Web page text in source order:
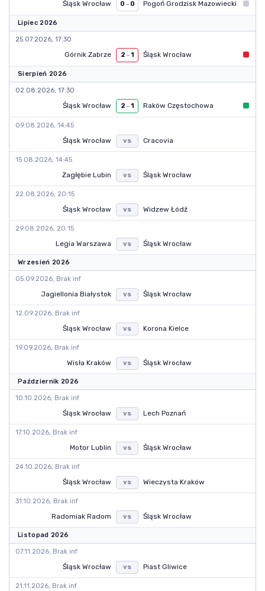
Śląsk Wrocław 0 – 0 Pogoń Grodzisk Mazowiecki
Lipiec 2026
25.07.2026, 17:30
Górnik Zabrze 2 –1 Śląsk Wrocław
Sierpień 2026
02.08.2026, 17:30
Śląsk Wrocław 2 –1 Raków Częstochowa
09.08.2026, 14:45
Śląsk Wrocław vs Cracovia
15.08.2026, 14:45
Zagłębie Lubin vs Śląsk Wrocław
22.08.2026, 20:15
Śląsk Wrocław vs Widzew Łódź
29.08.2026, 20:15
Legia Warszawa vs Śląsk Wrocław
Wrzesień 2026
05.09.2026, Brak inf
Jagiellonia Białystok vs Śląsk Wrocław
12.09.2026, Brak inf
Śląsk Wrocław vs Korona Kielce
19.09.2026, Brak inf
Wisła Kraków vs Śląsk Wrocław
Październik 2026
10.10.2026, Brak inf
Śląsk Wrocław vs Lech Poznań
17.10.2026, Brak inf
Motor Lublin vs Śląsk Wrocław
24.10.2026, Brak inf
Śląsk Wrocław vs Wieczysta Kraków
31.10.2026, Brak inf
Radomiak Radom vs Śląsk Wrocław
Listopad 2026
07.11.2026, Brak inf
Śląsk Wrocław vs Piast Gliwice
21.11.2026, Brak inf